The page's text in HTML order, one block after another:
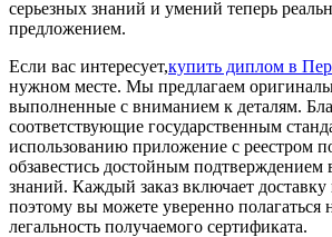
серьезных знаний и умений теперь
предложением.
Если вас интересует,купить диплом в
нужном месте. Мы предлагаем
выполненные с вниманием к деталям.
соответствующие государственным
использованию приложение с реестром
обзавестись достойным подтверждением
знаний. Каждый заказ включает
поэтому вы можете уверенно полагаться
легальность получаемого сертификата.